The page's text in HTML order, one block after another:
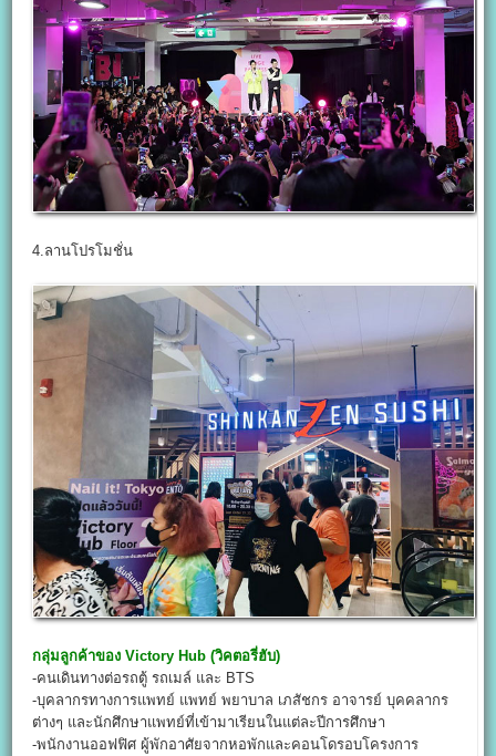
4.ลานโปรโมชั่น
กลุ่มลูกค้าของ Victory Hub (วิคตอรี่ฮับ)
-คนเดินทางต่อรถตู้ รถเมล์ และ BTS
-บุคลากรทางการแพทย์ แพทย์ พยาบาล เภสัชกร อาจารย์ บุคคลากร
ต่างๆ และนักศึกษาแพทย์ที่เข้ามาเรียนในแต่ละปีการศึกษา
-พนักงานออฟฟิศ ผู้พักอาศัยจากหอพักและคอนโดรอบโครงการ